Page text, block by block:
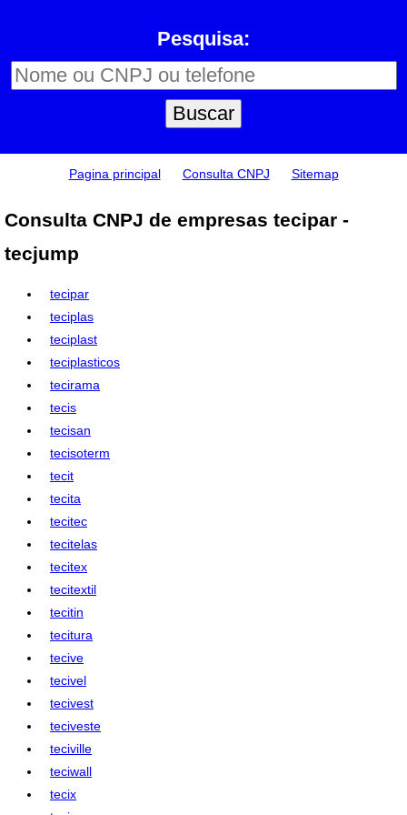
Pesquisa:
Pagina principal Consulta CNPJ Sitemap
Consulta CNPJ de empresas tecipar -
tecjump
tecipar
teciplas
teciplast
teciplasticos
tecirama
tecis
tecisan
tecisoterm
tecit
tecita
tecitec
tecitelas
tecitex
tecitextil
tecitin
tecitura
tecive
tecivel
tecivest
teciveste
teciville
teciwall
tecix